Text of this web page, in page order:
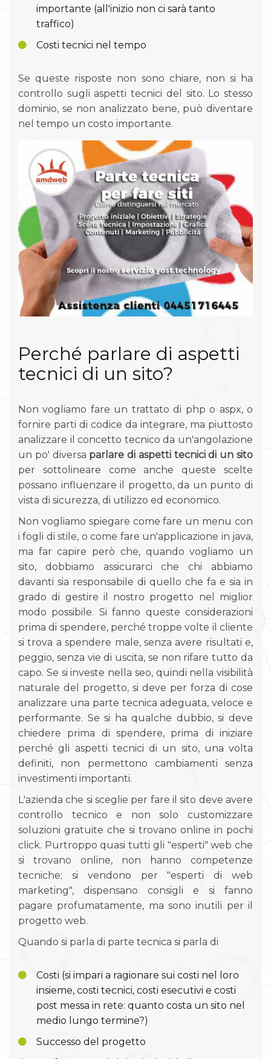
importante (all'inizio non ci sarà tanto
traffico)
Costi tecnici nel tempo
Se queste risposte non sono chiare, non si ha
controllo sugli aspetti tecnici del sito. Lo stesso
dominio, se non analizzato bene, può diventare
nel tempo un costo importante.
Perché parlare di aspetti
tecnici di un sito?
Non vogliamo fare un trattato di php o aspx, o
fornire parti di codice da integrare, ma piuttosto
analizzare il concetto tecnico da un'angolazione
un po' diversa parlare di aspetti tecnici di un sito
per sottolineare come anche queste scelte
possano influenzare il progetto, da un punto di
vista di sicurezza, di utilizzo ed economico.
Non vogliamo spiegare come fare un menu con
i fogli di stile, o come fare un'applicazione in java,
ma far capire però che, quando vogliamo un
sito, dobbiamo assicurarci che chi abbiamo
davanti sia responsabile di quello che fa e sia in
grado di gestire il nostro progetto nel miglior
modo possibile. Si fanno queste considerazioni
prima di spendere, perché troppe volte il cliente
si trova a spendere male, senza avere risultati e,
peggio, senza vie di uscita, se non rifare tutto da
capo. Se si investe nella seo, quindi nella visibilità
naturale del progetto, si deve per forza di cose
analizzare una parte tecnica adeguata, veloce e
performante. Se si ha qualche dubbio, si deve
chiedere prima di spendere, prima di iniziare
perché gli aspetti tecnici di un sito, una volta
definiti, non permettono cambiamenti senza
investimenti importanti.
L'azienda che si sceglie per fare il sito deve avere
controllo tecnico e non solo customizzare
soluzioni gratuite che si trovano online in pochi
click. Purtroppo quasi tutti gli "esperti" web che
si trovano online, non hanno competenze
tecniche; si vendono per "esperti di web
marketing", dispensano consigli e si fanno
pagare profumatamente, ma sono inutili per il
progetto web.
Quando si parla di parte tecnica si parla di
Costi (si impari a ragionare sui costi nel loro
insieme, costi tecnici, costi esecutivi e costi
post messa in rete: quanto costa un sito nel
medio lungo termine?)
Successo del progetto